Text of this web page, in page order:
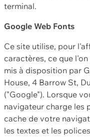
terminal.
Google Web Fonts
Ce site utilise, pour
caractères, ce que
mis à disposition par
House, 4 Barrow St,
("Google"). Lorsque
navigateur charge les
cache de votre
les textes et les